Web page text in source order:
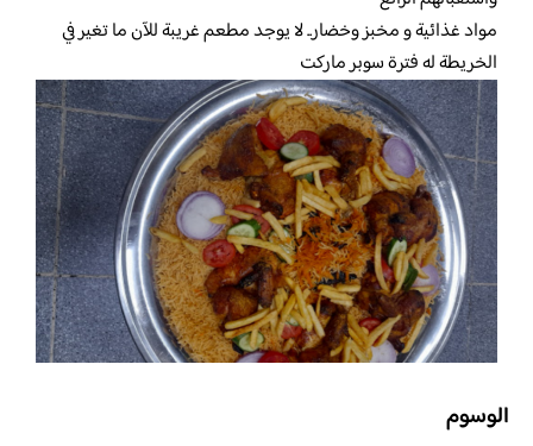
مواد غذائية و مخبز وخضار.. لا يوجد مطعم غريبة للآن ما تغير في
الخريطة له فترة سوبر ماركت
الوسوم